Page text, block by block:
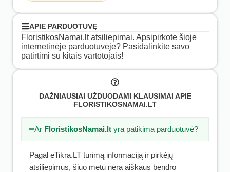
APIE PARDUOTUVĘ
FloristikosNamai.lt atsiliepimai. Apsipirkote šioje
internetinėje parduotuvėje? Pasidalinkite savo
patirtimi su kitais vartotojais!
DAŽNIAUSIAI UŽDUODAMI KLAUSIMAI APIE
FLORISTIKOSNAMAI.LT
Ar FloristikosNamai.lt yra patikima parduotuvė?
Pagal eTikra.LT turimą informaciją ir pirkėjų
atsiliepimus, šiuo metu nėra aiškaus bendro